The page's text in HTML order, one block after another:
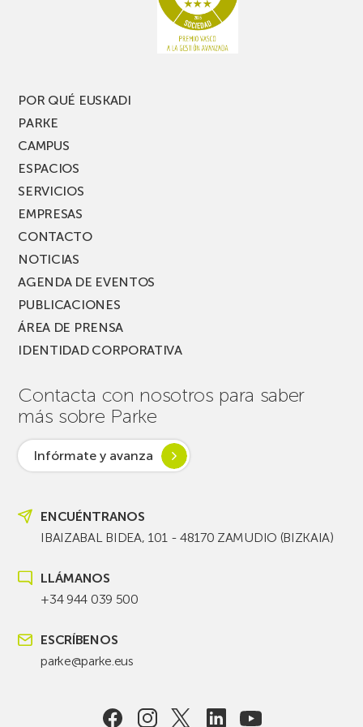
PARKEA
MUSIK
POR QUÉ EUSKADI
PARKE
CAMPUS
ESPACIOS
SERVICIOS
EMPRESAS
CONTACTO
NOTICIAS
AGENDA DE EVENTOS
PUBLICACIONES
ÁREA DE PRENSA
IDENTIDAD CORPORATIVA
Contacta con nosotros para saber
más sobre Parke
Infórmate y avanza
ENCUÉNTRANOS
IBAIZABAL BIDEA, 101 - 48170 ZAMUDIO (BIZKAIA)
LLÁMANOS
+34 944 039 500
ESCRÍBENOS
parke@parke.eus